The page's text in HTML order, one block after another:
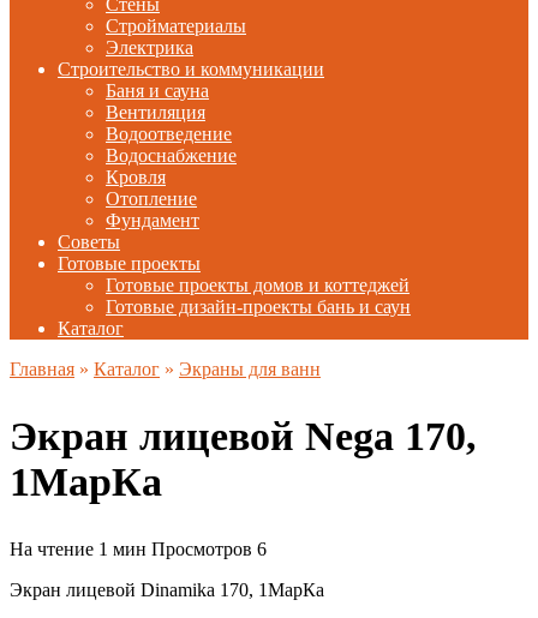
Стены
Стройматериалы
Электрика
Строительство и коммуникации
Баня и сауна
Вентиляция
Водоотведение
Водоснабжение
Кровля
Отопление
Фундамент
Советы
Готовые проекты
Готовые проекты домов и коттеджей
Готовые дизайн-проекты бань и саун
Каталог
Главная » Каталог » Экраны для ванн
Экран лицевой Nega 170,
1МарКа
На чтение 1 мин Просмотров 6
Экран лицевой Dinamika 170, 1МарКа